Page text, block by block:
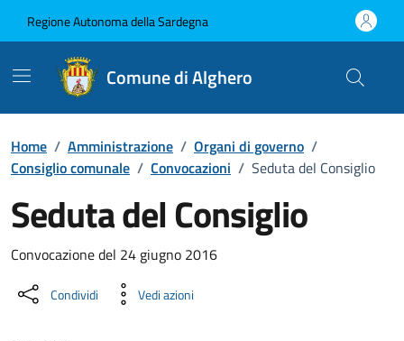
Regione Autonoma della Sardegna
Comune di Alghero
Home / Amministrazione / Organi di governo /
Consiglio comunale / Convocazioni / Seduta del Consiglio
Seduta del Consiglio
???portal.DettaglioConvocazione???
Convocazione del 24 giugno 2016
Condividi Vedi azioni